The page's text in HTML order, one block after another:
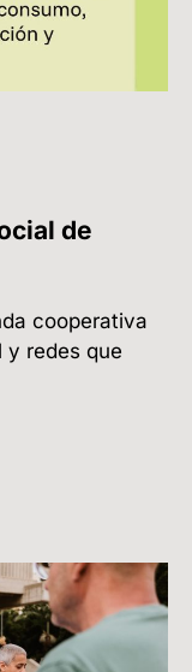
de
cooperativa
y redes que